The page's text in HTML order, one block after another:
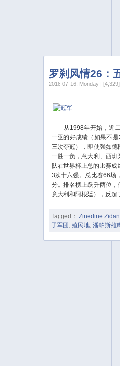
罗刹风情26：
2018-07-16, Monday |
从1998年开始，近二
一亚的好成绩（如果不
三次夺冠），即使强如
一胜一负，意大利、西
队在世界杯上总的比赛
3次十六强。总比赛66场
分。排名榜上跃升两位
意大利和阿根廷），反超
Tagged： Zinedine
子军团 ,殖民地,潘帕斯雄